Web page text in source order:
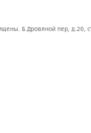
Б.Дровяной пер, д.20,